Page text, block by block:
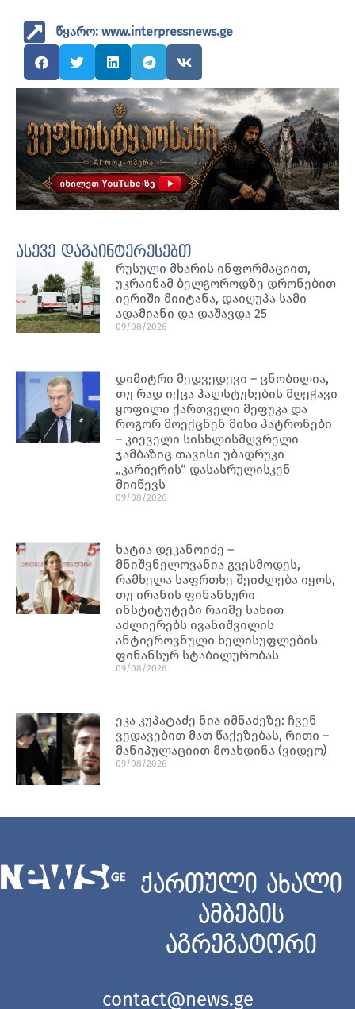
წყარო: www.interpressnews.ge
ასევე დაგაინტერესებთ
რუსული მხარის ინფორმაციით,
უკრაინამ ბელგოროდზე დრონებით
იერიში მიიტანა, დაიღუპა სამი
ადამიანი და დაშავდა 25
09/08/2026
დიმიტრი მედვედევი – ცნობილია,
თუ რად იქცა ჰალსტუხების მღეჭავი
ყოფილი ქართველი მეფუკა და
როგორ მოექცნენ მისი პატრონები
– კიეველი სისხლისმღვრელი
ჯამბაზიც თავისი უბადრუკი
„კარიერის“ დასასრულისკენ
მიიწევს
09/08/2026
ხატია დეკანოიძე –
მნიშვნელოვანია გვესმოდეს,
რამხელა საფრთხე შეიძლება იყოს,
თუ ირანის ფინანსური
ინსტიტუტები რაიმე სახით
აძლიერებს ივანიშვილის
ანტიეროვნული ხელისუფლების
ფინანსურ სტაბილურობას
09/08/2026
ეკა კუპატაძე ნია იმნაძეზე: ჩვენ
ვედავებით მათ წაქეზებას, რითი –
მანიპულაციით მოახდინა (ვიდეო)
09/08/2026
ქართული ახალი
ამბების
აგრეგატორი
contact@news.ge